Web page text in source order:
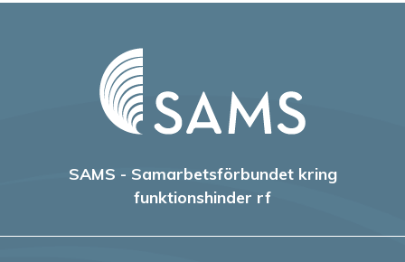
SAMS - Samarbetsförbundet kring
funktionshinder rf